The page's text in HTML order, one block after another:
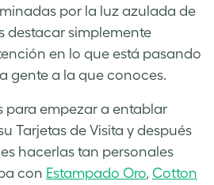
por la luz azulada de
destacar simplemente
en lo que está pasando
gente a la que conoces.
para empezar a entablar
Tarjetas de Visita y después
hacerlas tan personales
con Estampado Oro, Cotton